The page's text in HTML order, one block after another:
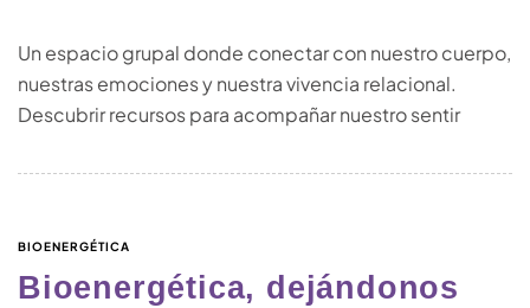
Un espacio grupal donde conectar con nuestro cuerpo,
nuestras emociones y nuestra vivencia relacional.
Descubrir recursos para acompañar nuestro sentir
BIOENERGÉTICA
Bioenergética, dejándonos